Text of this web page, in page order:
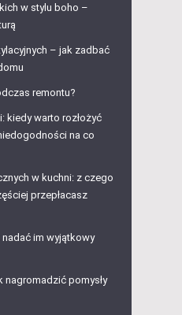
w stylu boho –
– jak zadbać
remontu?
kiedy warto rozłożyć
na co
w kuchni: z czego
przepłacasz
im wyjątkowy
nagromadzić pomysły